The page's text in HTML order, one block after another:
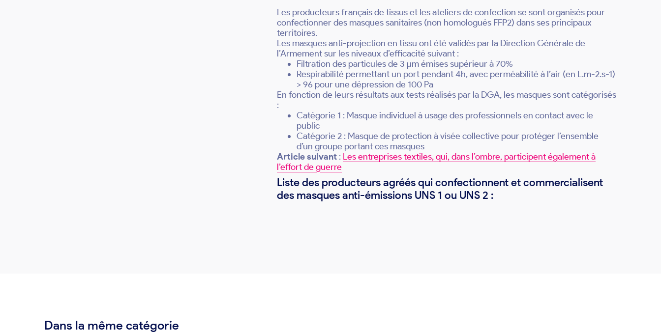
Les producteurs français de tissus et les ateliers de confection se sont organisés pour
confectionner des masques sanitaires (non homologués FFP2) dans ses principaux
territoires.
Les masques anti-projection en tissu ont été validés par la Direction Générale de
l’Armement sur les niveaux d’efficacité suivant :
Filtration des particules de 3 µm émises supérieur à 70%
Respirabilité permettant un port pendant 4h, avec perméabilité à l’air (en L.m-2.s-1)
> 96 pour une dépression de 100 Pa
En fonction de leurs résultats aux tests réalisés par la DGA, les masques sont catégorisés
:
Catégorie 1 : Masque individuel à usage des professionnels en contact avec le
public
Catégorie 2 : Masque de protection à visée collective pour protéger l’ensemble
d’un groupe portant ces masques
Article suivant : Les entreprises textiles, qui, dans l’ombre, participent également à
l’effort de guerre
Liste des producteurs agréés qui confectionnent et commercialisent
des masques anti-émissions UNS 1 ou UNS 2 :
Dans la même catégorie